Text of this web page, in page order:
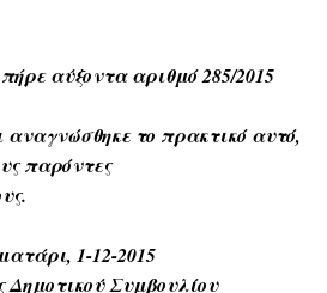
αύξοντα αριθμό 285/2015
το πρακτικό αυτό,
παρόντες
1-12-2015
Δημοτικού Συμβουλίου